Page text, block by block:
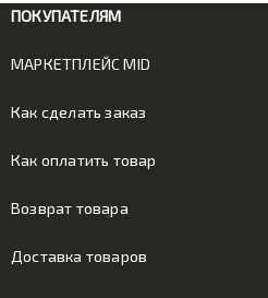
ПОКУПАТЕЛЯМ
МАРКЕТПЛЕЙС MID
Как сделать заказ
Как оплатить товар
Возврат товара
Доставка товаров